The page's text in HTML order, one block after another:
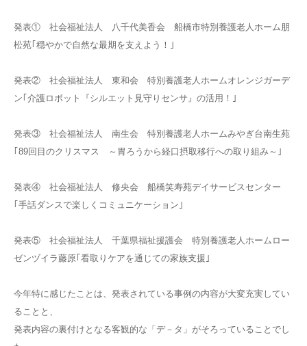
発表① 社会福祉法人 八千代美香会 船橋市特別養護老人ホーム朋
松苑｢穏やかで自然な最期を支えよう！｣
発表② 社会福祉法人 東和会 特別養護老人ホームオレンジガーデ
ン｢介護ロボット『シルエット見守りセンサ』の活用！｣
発表③ 社会福祉法人 南生会 特別養護老人ホームみやぎ台南生苑
｢89回目のクリスマス ～胃ろうから経口摂取移行への取り組み～｣
発表④ 社会福祉法人 修央会 船橋笑寿苑デイサービスセンター
｢手話ダンスで楽しくコミュニケーション｣
発表⑤ 社会福祉法人 千葉県福祉援護会 特別養護老人ホームロー
ゼンヅイラ藤原｢看取りケアを通じての家族支援｣
今年特に感じたことは、発表されている事例の内容が大変充実してい
ることと、
発表内容の裏付けとなる客観的な「デ－タ」がそろっていることでし